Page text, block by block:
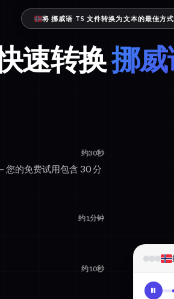
将 挪威语 TS 文件转换为文本的最佳方
速转换挪威
约30秒
您的免费试用包含 30 分
约1分钟
约10秒